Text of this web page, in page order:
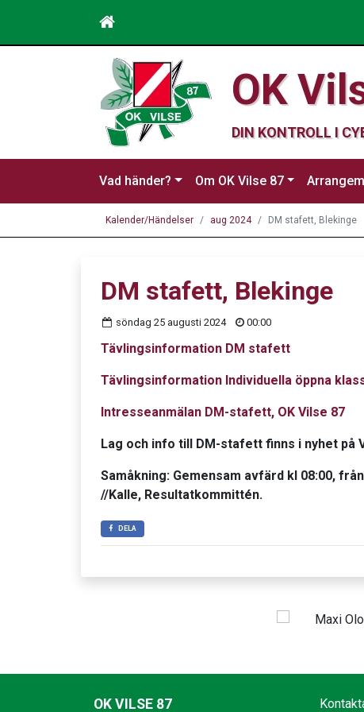
OK
DIN KONTROLL I
Vad händer? Om OK Vilse 87
Kalender/Händelser aug 2024 DM stafett, Blekinge
DM stafett, Blekinge
söndag 25 augusti 2024 00:00
Tävlingsinformation DM stafett
Tävlingsinformation Individuella öppna
Intresseanmälan DM-stafett, OK Vilse 87
Lag och info till DM-stafett finns i nyhet på
Samåkning: Gemensam avfärd kl 08:00,
//Kalle, Resultatkommittén.
DELA
OK VILSE 87